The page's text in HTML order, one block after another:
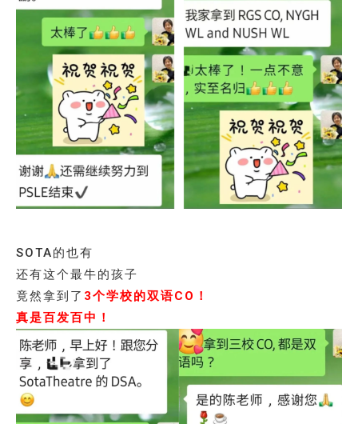
SOTA的也有
还有这个最牛的孩子
竟然拿到了 3个学校的双语CO！
真是百发百中！